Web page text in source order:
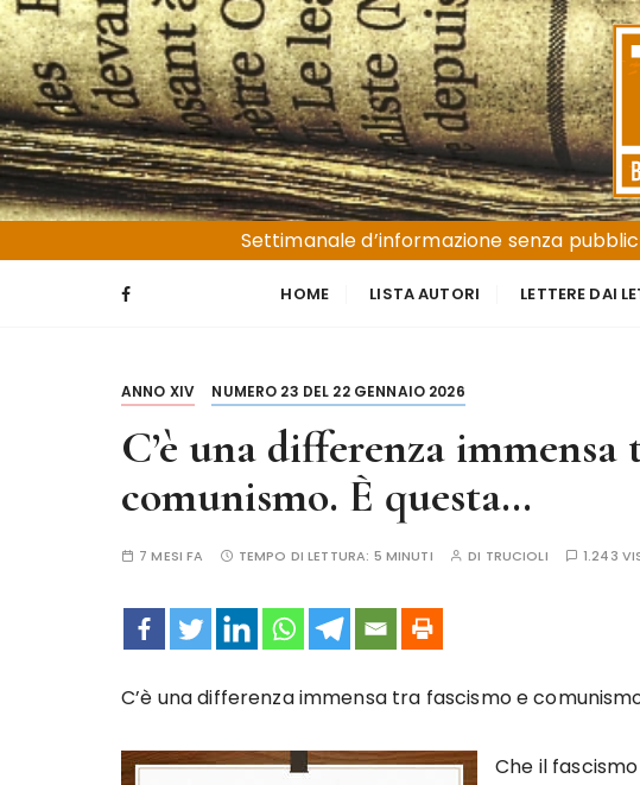
S
a
l
t
a
a
l
c
Trucioli
Liguria e Basso Piemonte
Settimanale d’informazione senza
HOME LISTA AUTORI LETTERE DAI
ANNO XIV NUMERO 23 DEL 22 GENNAIO 2026
C’è una differenza immensa
comunismo. È questa…
7 MESI FA TEMPO DI LETTURA: 5 MINUTI DI TRUCIOLI 1.243
C’è una differenza immensa tra fascismo e
Che il